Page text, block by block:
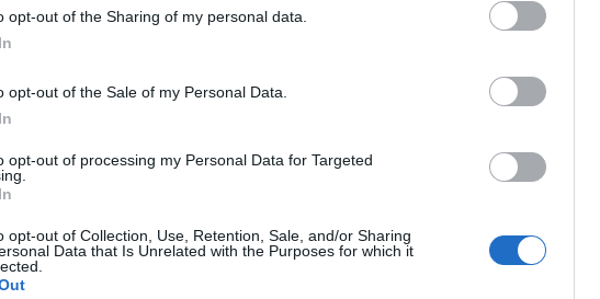
opt-out of the Sharing of my personal data.
opt-out of the Sale of my Personal Data.
opt-out of processing my Personal Data for Targeted
opt-out of Collection, Use, Retention, Sale, and/or Sharing
Data that Is Unrelated with the Purposes for which it
HybridTouch e assuma o comando com um
teclados intercambiáveis. Escolha um teclado de
ou teclas programáveis pelo utilizador.
com mais de 500 perfis polares de regata e
veja como se encontra no potencial máximo da sua